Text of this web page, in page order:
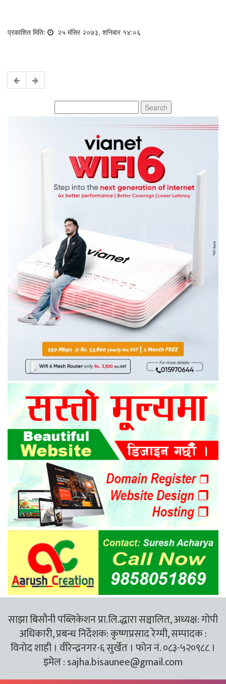
प्रकाशित मितिः २५ मंसिर २०७३, शनिबार १४:०६
for:
साझा बिसौनी पब्लिकेशन प्रा.लि.द्धारा सञ्चालित, अध्यक्ष: गोपी
अधिकारी, प्रबन्ध निर्देशक: कृष्णप्रसाद रेग्मी, सम्पादक :
विनोद शाही । वीरेन्द्रनगर-६ सुर्खेत । फोन नं. ०८३-५२०९८८ ।
इमेल :sajha.bisaunee@gmail.com